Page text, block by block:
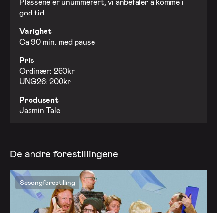
god tid.
Varighet
Ca 90 min. med pause
Pris
Ordinær: 260kr
UNG26: 200kr
Produsent
Jasmin Tale
De andre forestillingene
Sesongforestilling